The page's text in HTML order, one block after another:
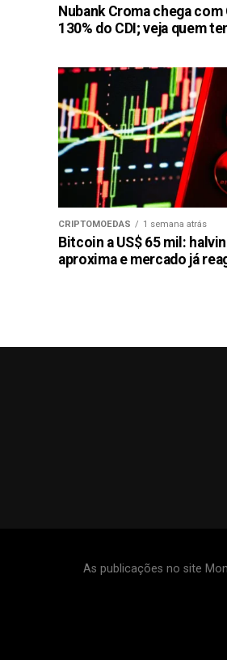
Nubank Croma chega com
130% do CDI; veja quem
CRIPTOMOEDAS 1 semana atrás
Bitcoin a US$ 65 mil:
aproxima e mercado já
As publicações no site